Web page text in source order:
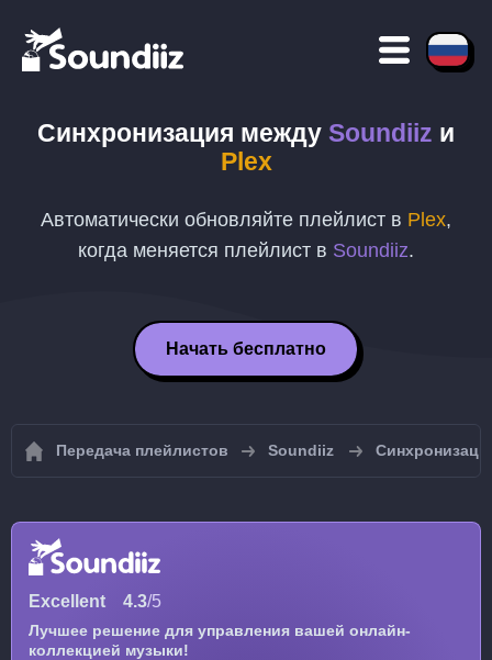
Синхронизация между Soundiiz и
Plex
Автоматически обновляйте плейлист в Plex,
когда меняется плейлист в Soundiiz.
Начать бесплатно
Передача плейлистов Soundiiz
Excellent 4.3/5
Лучшее решение для управления вашей онлайн-
коллекцией музыки!